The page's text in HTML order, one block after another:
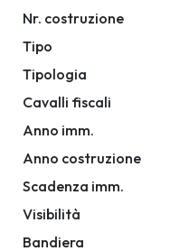
Nr. costruzione
Tipo
Tipologia
Cavalli fiscali
Anno imm.
Anno costruzione
Scadenza imm.
Visibilità
Bandiera